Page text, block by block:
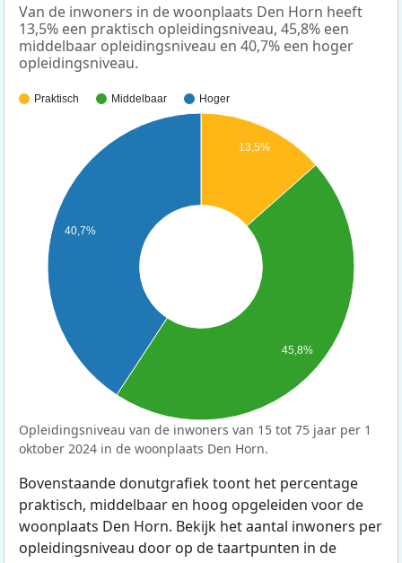
Van de inwoners in de woonplaats Den Horn heeft
13,5% een praktisch opleidingsniveau, 45,8% een
middelbaar opleidingsniveau en 40,7% een hoger
opleidingsniveau.
Praktisch Middelbaar Hoger
13,5%
40,7%
45,8%
Opleidingsniveau van de inwoners van 15 tot 75 jaar per 1
oktober 2024 in de woonplaats Den Horn.
Bovenstaande donutgrafiek toont het percentage
praktisch, middelbaar en hoog opgeleiden voor de
woonplaats Den Horn. Bekijk het aantal inwoners per
opleidingsniveau door op de taartpunten in de